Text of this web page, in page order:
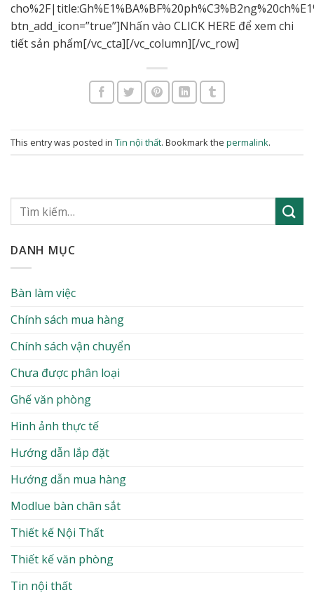
btn_add_icon=”true”]Nhấn vào CLICK HERE để xem chi
tiết sản phẩm[/vc_cta][/vc_column][/vc_row]
This entry was posted in Tin nội thất. Bookmark the permalink.
DANH MỤC
Bàn làm việc
Chính sách mua hàng
Chính sách vận chuyển
Chưa được phân loại
Ghế văn phòng
Hình ảnh thực tế
Hướng dẫn lắp đặt
Hướng dẫn mua hàng
Modlue bàn chân sắt
Thiết kế Nội Thất
Thiết kế văn phòng
Tin nội thất